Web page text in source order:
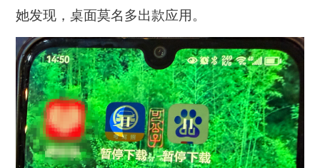
她发现，桌面莫名多出款应用。